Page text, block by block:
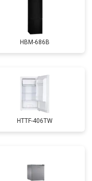
HBM-686B
HTTF-406TW